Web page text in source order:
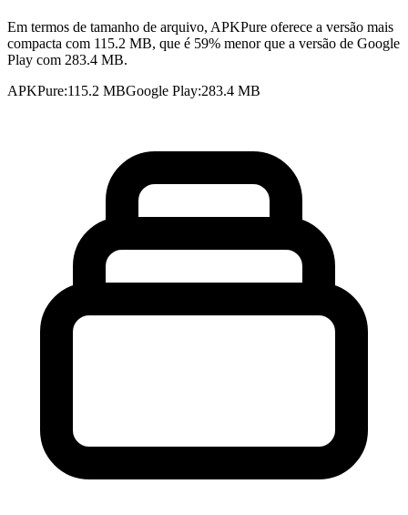
Em termos de tamanho de arquivo, APKPure oferece a versão mais
compacta com 115.2 MB, que é 59% menor que a versão de Google
Play com 283.4 MB.
APKPure:115.2 MBGoogle Play:283.4 MB